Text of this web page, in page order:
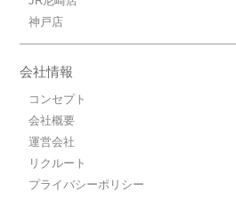
神戸店
会社情報
コンセプト
会社概要
運営会社
リクルート
プライバシーポリシー